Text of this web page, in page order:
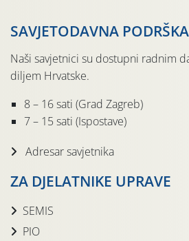
SAVJETODAVNA PODRŠKA
Naši savjetnici su dostupni radnim
diljem Hrvatske.
8 – 16 sati (Grad Zagreb)
7 – 15 sati (Ispostave)
Adresar savjetnika
ZA DJELATNIKE UPRAVE
SEMIS
PIO